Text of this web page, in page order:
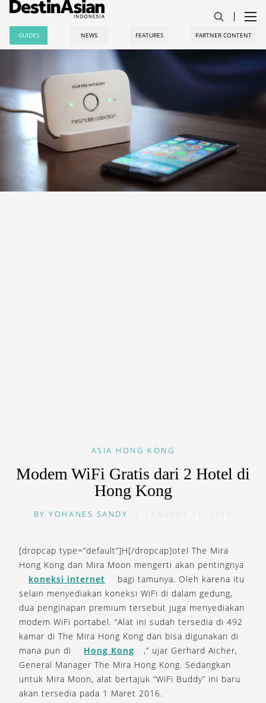
GUIDES NEWS FEATURES PARTNER CONTENT
ASIA HONG KONG
Modem WiFi Gratis dari 2 Hotel di
Hong Kong
BYYOHANES SANDY JANUARY 11, 2016
[dropcap type=”default”]H[/dropcap]otel The Mira
Hong Kong dan Mira Moon mengerti akan pentingnya
koneksi internet
bagi tamunya. Oleh karena itu
selain menyediakan koneksi WiFi di dalam gedung,
dua penginapan premium tersebut juga menyediakan
modem WiFi portabel. “Alat ini sudah tersedia di 492
kamar di The Mira Hong Kong dan bisa digunakan di
mana pun di
Hong Kong
,” ujar Gerhard Aicher,
General Manager The Mira Hong Kong. Sedangkan
untuk Mira Moon, alat bertajuk “WiFi Buddy” ini baru
akan tersedia pada 1 Maret 2016.